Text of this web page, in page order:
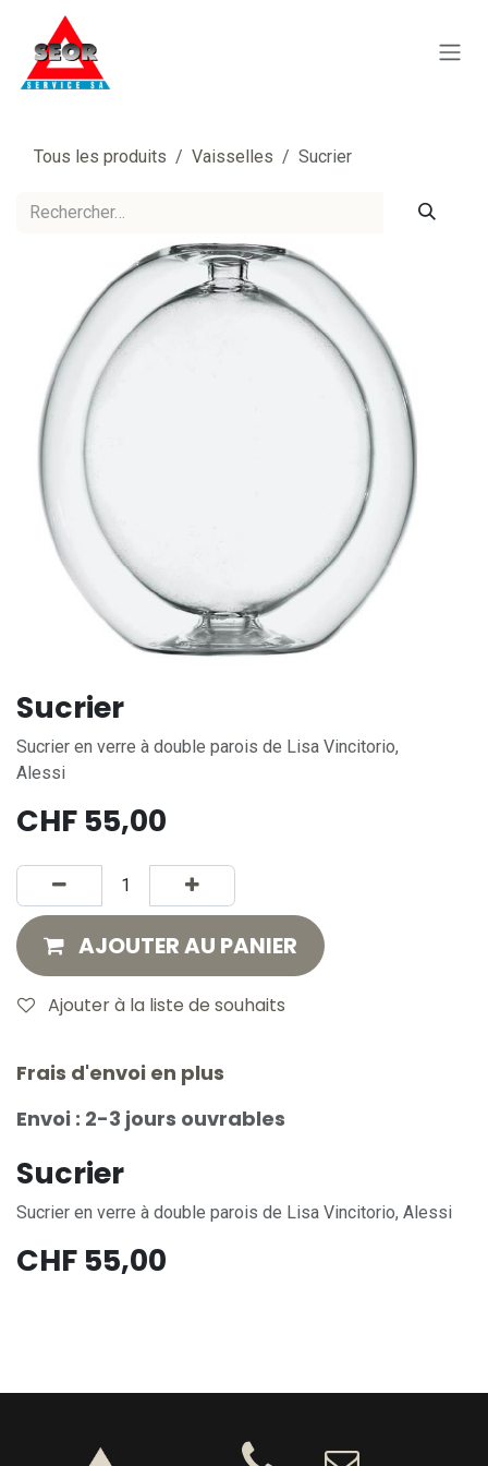
Se rendre au contenu
Tous les produits Vaisselles Sucrier
Sucrier
Sucrier en verre à double parois de Lisa Vincitorio,
Alessi
CHF 55,00
AJOUTER AU PANIER
Ajouter à la liste de souhaits
Frais d'envoi en plus
Envoi : 2-3 jours ouvrables
Sucrier
Sucrier en verre à double parois de Lisa Vincitorio, Alessi
CHF 55,00